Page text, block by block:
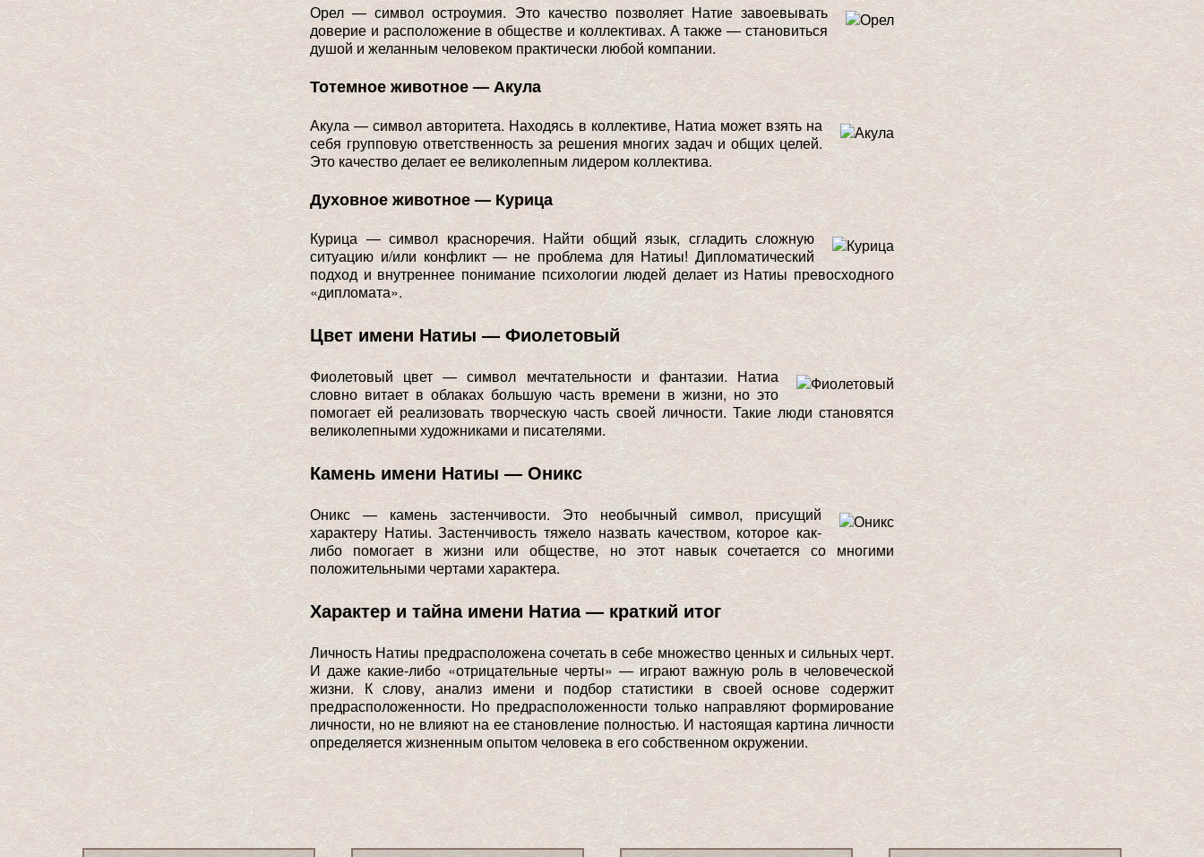
Орел — символ остроумия. Это качество позволяет Натие завоевывать
доверие и расположение в обществе и коллективах. А также — становиться
душой и желанным человеком практически любой компании.
Тотемное животное — Акула
Акула — символ авторитета. Находясь в коллективе, Натиа может взять на
себя групповую ответственность за решения многих задач и общих целей.
Это качество делает ее великолепным лидером коллектива.
Духовное животное — Курица
Курица — символ красноречия. Найти общий язык, сгладить сложную
ситуацию и/или конфликт — не проблема для Натиы! Дипломатический
подход и внутреннее понимание психологии людей делает из Натиы превосходного
«дипломата».
Цвет имени Натиы — Фиолетовый
Фиолетовый цвет — символ мечтательности и фантазии. Натиа
словно витает в облаках большую часть времени в жизни, но это
помогает ей реализовать творческую часть своей личности. Такие люди становятся
великолепными художниками и писателями.
Камень имени Натиы — Оникс
Оникс — камень застенчивости. Это необычный символ, присущий
характеру Натиы. Застенчивость тяжело назвать качеством, которое как-
либо помогает в жизни или обществе, но этот навык сочетается со многими
положительными чертами характера.
Характер и тайна имени Натиа — краткий итог
Личность Натиы предрасположена сочетать в себе множество ценных и сильных черт.
И даже какие-либо «отрицательные черты» — играют важную роль в человеческой
жизни. К слову, анализ имени и подбор статистики в своей основе содержит
предрасположенности. Но предрасположенности только направляют формирование
личности, но не влияют на ее становление полностью. И настоящая картина личности
определяется жизненным опытом человека в его собственном окружении.